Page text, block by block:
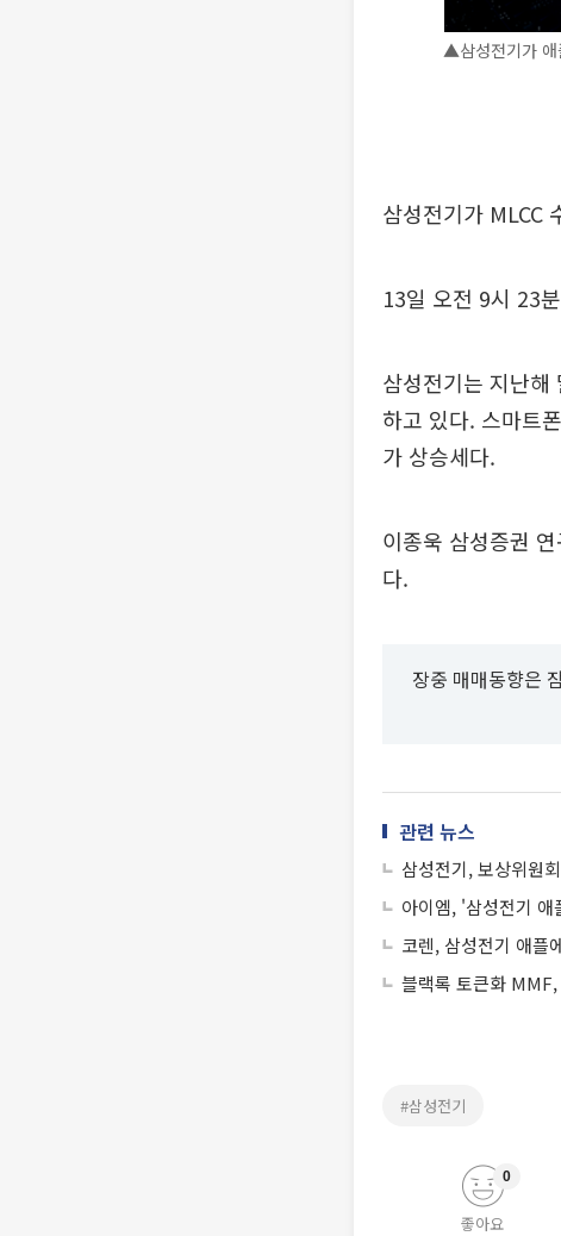
▲삼성전기가 애
삼성전기가 MLCC
13일 오전 9시 23
삼성전기는 지난해
하고 있다. 스마트
가 상승세다.
이종욱 삼성증권
다.
장중 매매동향은
관련 뉴스
삼성전기, 보상위원
아이엠, '삼성전기
코렌, 삼성전기 애플
블랙록 토큰화 MMF,
#삼성전기
좋아요
0